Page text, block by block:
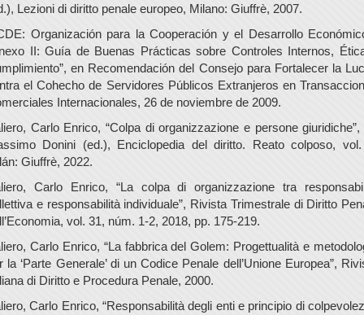
Lezioni di diritto penale europeo, Milano: Giuffrè, 2007.
Organización para la Cooperación y el Desarrollo
II: Guía de Buenas Prácticas sobre Controles Internos,
en Recomendación del Consejo para Fortalecer la
el Cohecho de Servidores Públicos Extranjeros en
Internacionales, 26 de noviembre de 2009.
Carlo Enrico, “Colpa di organizzazione e persone giuridiche”,
Donini (ed.), Enciclopedia del diritto. Reato colposo,
Giuffrè, 2022.
Carlo Enrico, “La colpa di organizzazione tra
e responsabilità individuale”, Rivista Trimestrale di Diritto
vol. 31, núm. 1-2, 2018, pp. 175-219.
Carlo Enrico, “La fabbrica del Golem: Progettualità e
la ‘Parte Generale’ di un Codice Penale dell’Unione Europea”,
di Diritto e Procedura Penale, 2000.
Carlo Enrico, “Responsabilità degli enti e principio di